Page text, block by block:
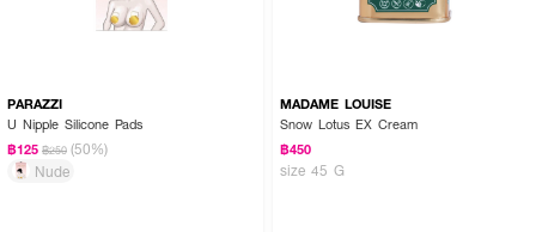
PARAZZI
U Nipple Silicone Pads
฿125 ฿250 (50%)
Nude
MADAME LOUISE
Snow Lotus EX Cream
฿450
size 45 G